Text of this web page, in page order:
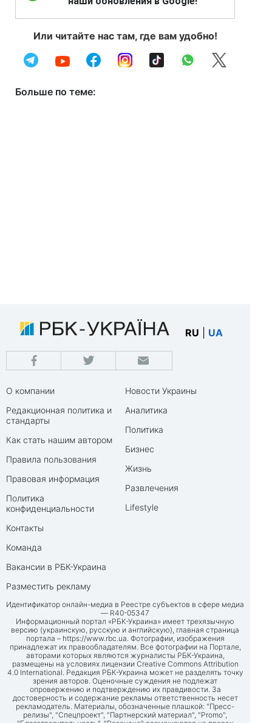
Или читайте нас там, где вам удобно!
Больше по теме:
RU UA
О компании
Редакционная политика и
стандарты
Как стать нашим автором
Правила пользования
Правовая информация
Политика
конфиденциальности
Контакты
Команда
Вакансии в РБК-Украина
Разместить рекламу
Новости Украины
Аналитика
Политика
Бизнес
Жизнь
Развлечения
Lifestyle
Идентификатор онлайн-медиа в Реестре субъектов в сфере медиа
— R40-05347
Информационный портал «РБК-Украина» имеет трехязычную
версию (украинскую, русскую и английскую), главная страница
портала – https://www.rbc.ua. Фотографии, изображения
принадлежат их правообладателям. Все фотографии на Портале,
авторами которых являются журналисты РБК-Украина,
размещены на условиях лицензии Creative Commons Attribution
4.0 International. Редакция РБК-Украина может не разделять точку
зрения авторов. Оценочные суждения не подлежат
опровержению и подтверждению их правдивости. За
достоверность и содержание рекламы ответственность несет
рекламодатель. Материалы, обозначенные плашкой: "Пресс-
релизы", "Спецпроект", "Партнерский материал", "Promo",